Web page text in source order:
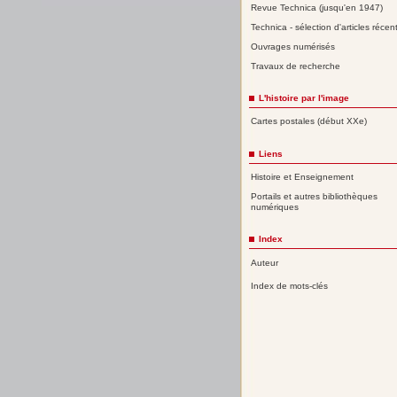
Revue Technica (jusqu'en 1947)
Technica - sélection d'articles
Ouvrages numérisés
Travaux de recherche
L'histoire par l'image
Cartes postales (début XXe)
Liens
Histoire et Enseignement
Portails et autres bibliothèques
numériques
Index
Auteur
Index de mots-clés